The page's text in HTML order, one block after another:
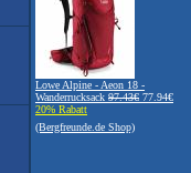
Lowe Alpine - Aeon 18 -
Wanderrucksack 97.43€ 77.94€
20% Rabatt
(Bergfreunde.de Shop)